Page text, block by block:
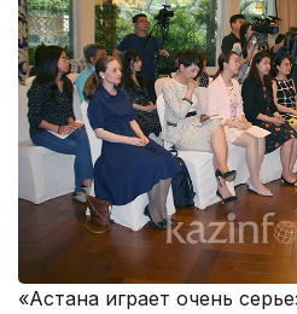
«Астана играет очень